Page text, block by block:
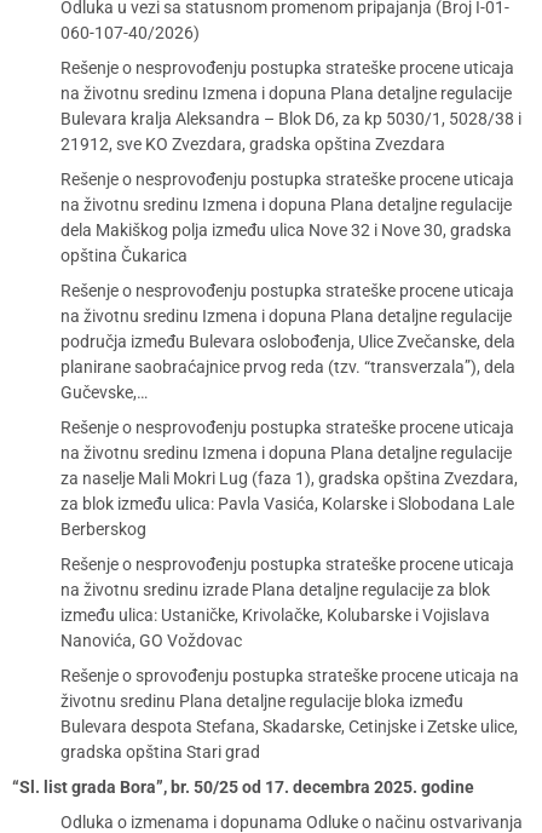
Odluka u vezi sa statusnom promenom pripajanja (Broj I-01-
060-107-40/2026)
Rešenje o nesprovođenju postupka strateške procene uticaja
na životnu sredinu Izmena i dopuna Plana detaljne regulacije
Bulevara kralja Aleksandra – Blok D6, za kp 5030/1, 5028/38 i
21912, sve KO Zvezdara, gradska opština Zvezdara
Rešenje o nesprovođenju postupka strateške procene uticaja
na životnu sredinu Izmena i dopuna Plana detaljne regulacije
dela Makiškog polja između ulica Nove 32 i Nove 30, gradska
opština Čukarica
Rešenje o nesprovođenju postupka strateške procene uticaja
na životnu sredinu Izmena i dopuna Plana detaljne regulacije
područja između Bulevara oslobođenja, Ulice Zvečanske, dela
planirane saobraćajnice prvog reda (tzv. “transverzala”), dela
Gučevske,…
Rešenje o nesprovođenju postupka strateške procene uticaja
na životnu sredinu Izmena i dopuna Plana detaljne regulacije
za naselje Mali Mokri Lug (faza 1), gradska opština Zvezdara,
za blok između ulica: Pavla Vasića, Kolarske i Slobodana Lale
Berberskog
Rešenje o nesprovođenju postupka strateške procene uticaja
na životnu sredinu izrade Plana detaljne regulacije za blok
između ulica: Ustaničke, Krivolačke, Kolubarske i Vojislava
Nanovića, GO Voždovac
Rešenje o sprovođenju postupka strateške procene uticaja na
životnu sredinu Plana detaljne regulacije bloka između
Bulevara despota Stefana, Skadarske, Cetinjske i Zetske ulice,
gradska opština Stari grad
“Sl. list grada Bora”, br. 50/25 od 17. decembra 2025. godine
Odluka o izmenama i dopunama Odluke o načinu ostvarivanja